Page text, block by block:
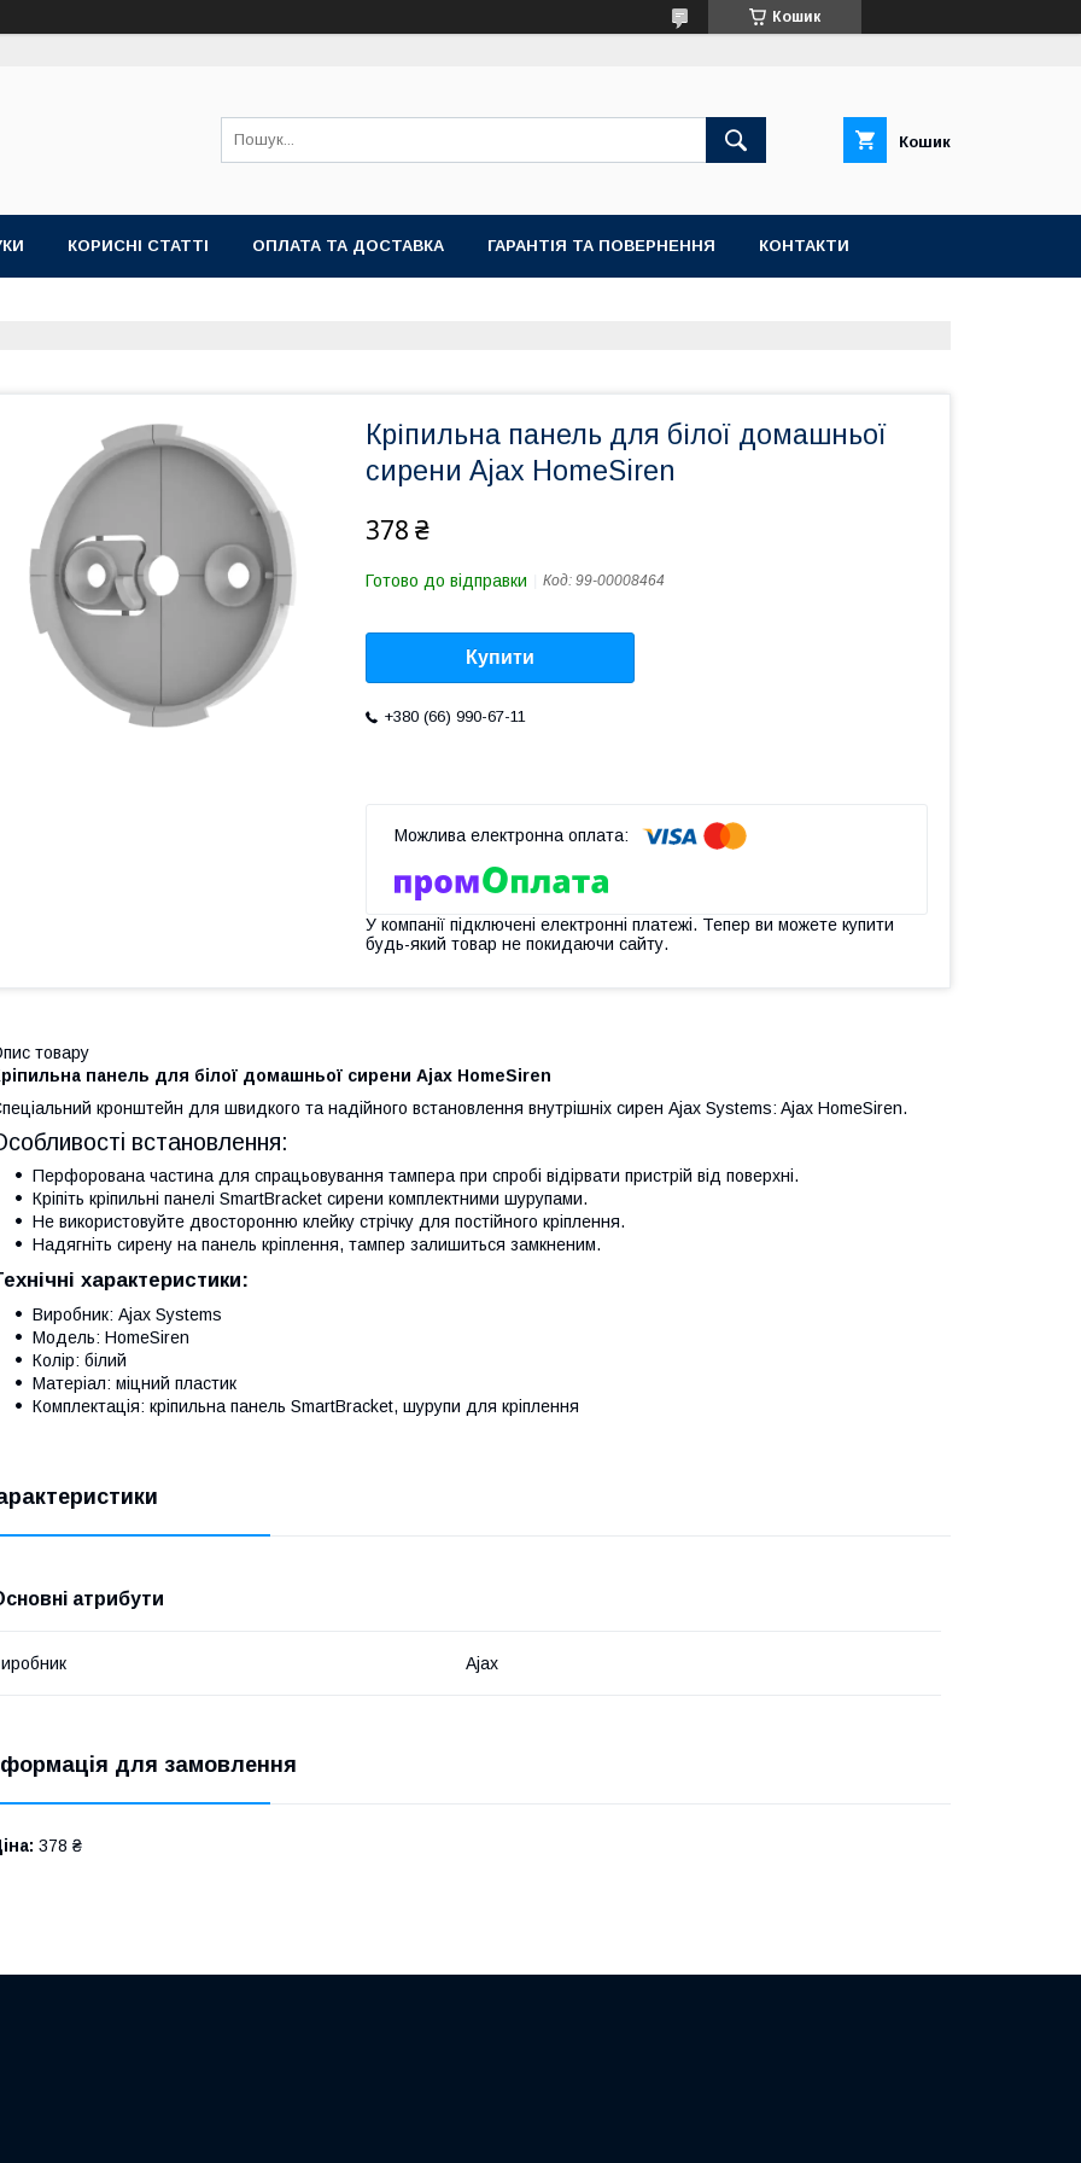
Кошик
Кошик
КОРИСНІ СТАТТІ ОПЛАТА ТА ДОСТАВКА ГАРАНТІЯ ТА ПОВЕРНЕННЯ КОНТАКТИ
Кріпильна панель для білої домашньої
сирени Ajax HomeSiren
378 ₴
Готово до відправки Код: 99-00008464
Купити
+380 (66) 990-67-11
У компанії підключені електронні платежі. Тепер ви можете купити
будь-який товар не покидаючи сайту.
товару
панель для білої домашньої сирени Ajax HomeSiren
кронштейн для швидкого та надійного встановлення внутрішніх сирен Ajax Systems: Ajax HomeSiren.
встановлення:
Перфорована частина для спрацьовування тампера при спробі відірвати пристрій від поверхні.
Кріпіть кріпильні панелі SmartBracket сирени комплектними шурупами.
Не використовуйте двосторонню клейку стрічку для постійного кріплення.
Надягніть сирену на панель кріплення, тампер залишиться замкненим.
характеристики:
Виробник: Ajax Systems
Модель: HomeSiren
Колір: білий
Матеріал: міцний пластик
Комплектація: кріпильна панель SmartBracket, шурупи для кріплення
атрибути
Ajax
для замовлення
378 ₴